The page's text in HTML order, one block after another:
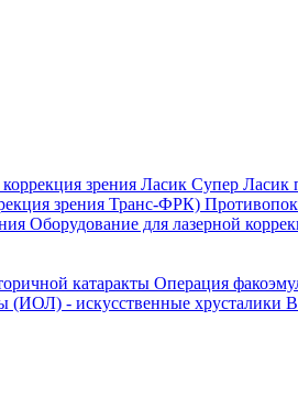
коррекция зрения Ласик Супер Ласик
зрения Транс-ФРК)
Оборудование для лазерной
катаракты Операция
(ИОЛ) - искусственные хрусталики